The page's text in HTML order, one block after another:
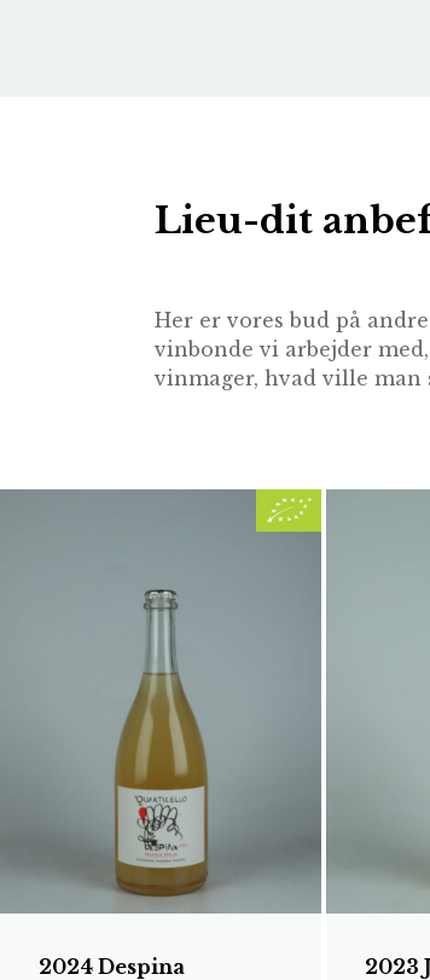
Lieu-dit
Her er vores bud på
vinbonde vi arbejder
vinmager, hvad ville man
2024 Despina 2023